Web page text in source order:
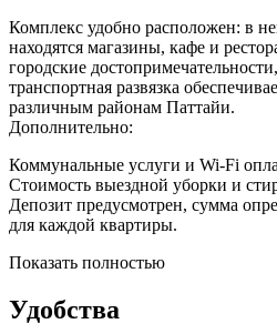
Комплекс удобно расположен: в
находятся магазины, кафе и
городские
транспортная развязка
различным районам Паттайи.
Дополнительно:
Коммунальные услуги и Wi-Fi
Стоимость выездной уборки и
Депозит предусмотрен, сумма
для каждой квартиры.
Показать полностью
Удобства